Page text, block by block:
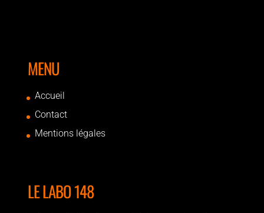
MENU
Accueil
Contact
Mentions légales
LE LABO 148